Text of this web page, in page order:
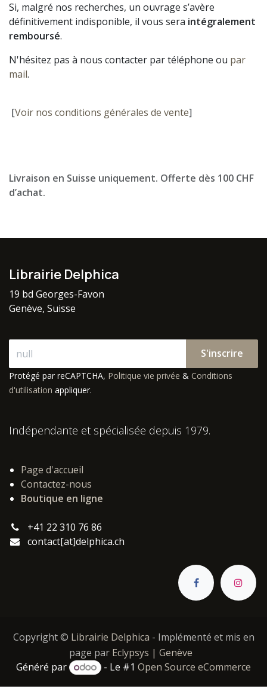
Si, malgré nos recherches, un ouvrage s’avère
définitivement indisponible, il vous sera intégralement
remboursé.
N'hésitez pas à nous contacter par téléphone ou par
mail.
[Voir nos conditions générales de vente]
Livraison en Suisse uniquement. Offerte dès 100 CHF
d’achat.
Librairie Delphica
19 bd Georges-Favon
Genève, Suisse
S'inscrire
Protégé par reCAPTCHA, Politique vie privée & Conditions
d'utilisation appliquer.
Indépendante et spécialisée depuis 1979.
Page d'accueil
Contactez-nous
Boutique en ligne
+41 22 310 76 86
contact[at]delphica.ch
Copyright © Librairie Delphica - Implémenté et mis en
page par Eclypsys | Genève
Généré par
- Le #1Open Source eCommerce